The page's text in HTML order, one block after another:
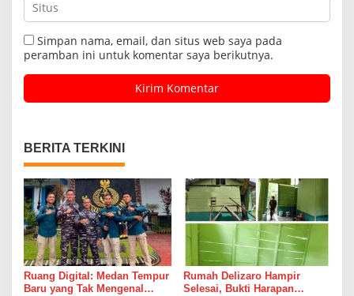
Simpan nama, email, dan situs web saya pada
peramban ini untuk komentar saya berikutnya.
BERITA TERKINI
Ruang Digital: Medan Tempur
Baru yang Tak Mengenal
Rumah Delizaro Hampir
Selesai, Bukti Harapan